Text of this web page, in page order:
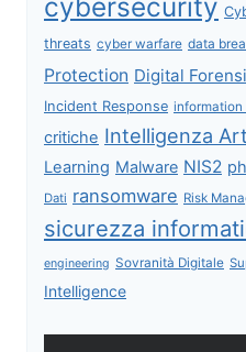
cybersecurity
threats cyber warfare data
Protection Digital
Incident Response
critiche Intelligenza
Learning Malware NIS2
Dati ransomware Risk
sicurezza
engineering Sovranità Digitale
Intelligence